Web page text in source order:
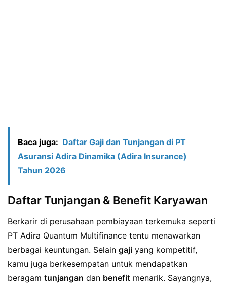
Baca juga: Daftar Gaji dan Tunjangan di PT
Asuransi Adira Dinamika (Adira Insurance)
Tahun 2026
Daftar Tunjangan & Benefit Karyawan
Berkarir di perusahaan pembiayaan terkemuka seperti
PT Adira Quantum Multifinance tentu menawarkan
berbagai keuntungan. Selain gaji yang kompetitif,
kamu juga berkesempatan untuk mendapatkan
beragam tunjangan dan benefit menarik. Sayangnya,